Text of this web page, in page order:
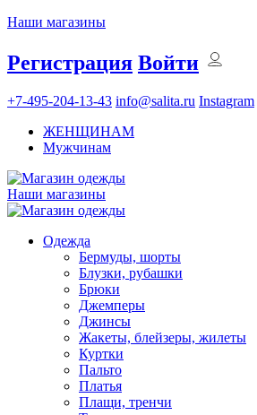
Наши магазины
Регистрация Войти
+7-495-204-13-43 info@salita.ru Instagram
ЖЕНЩИНАМ
Мужчинам
Наши магазины
Одежда
Бермуды, шорты
Блузки, рубашки
Брюки
Джемперы
Джинсы
Жакеты, блейзеры, жилеты
Куртки
Пальто
Платья
Плащи, тренчи